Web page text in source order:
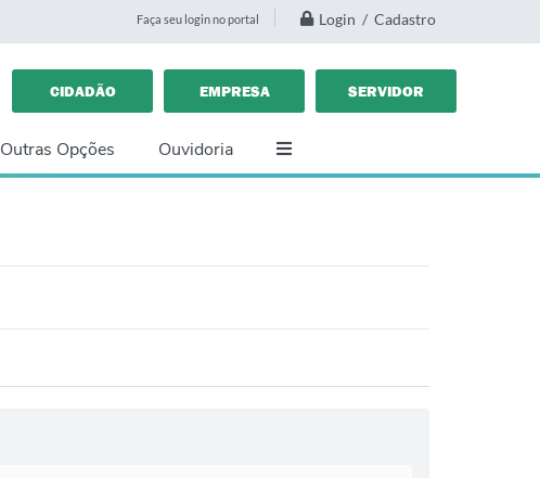
Faça seu login no portal Login / Cadastro
CIDADÃO EMPRESA SERVIDOR
Outras Opções Ouvidoria